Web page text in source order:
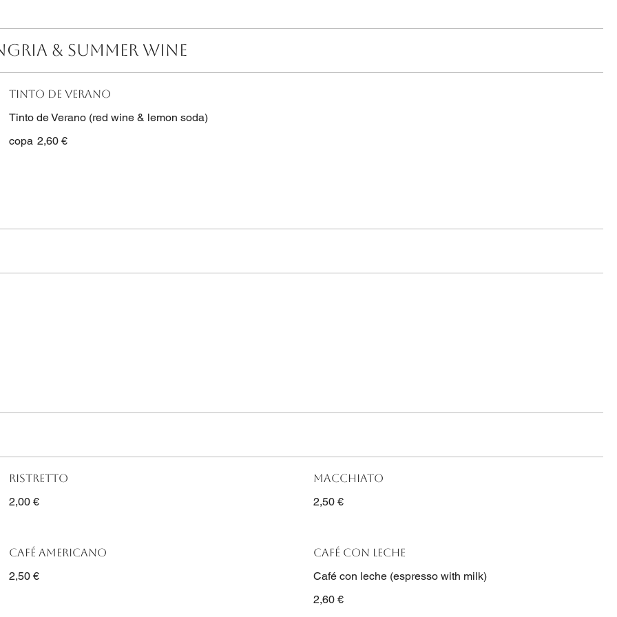
& SUMMER WINE
Tinto de verano
Tinto de Verano (red wine & lemon soda)
copa 2,60 €
Ristretto
2,00 €
Macchiato
2,50 €
Café americano
2,50 €
Café con leche
Café con leche (espresso with milk)
2,60 €